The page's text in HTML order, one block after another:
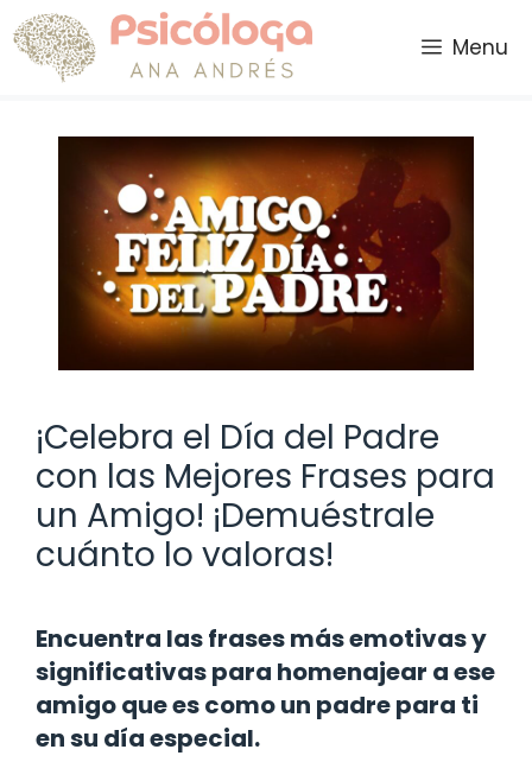
Saltar
al
contenido
Menu
¡Celebra el Día del Padre
con las Mejores Frases para
un Amigo! ¡Demuéstrale
cuánto lo valoras!
Encuentra las frases más emotivas y
significativas para homenajear a ese
amigo que es como un padre para ti
en su día especial.